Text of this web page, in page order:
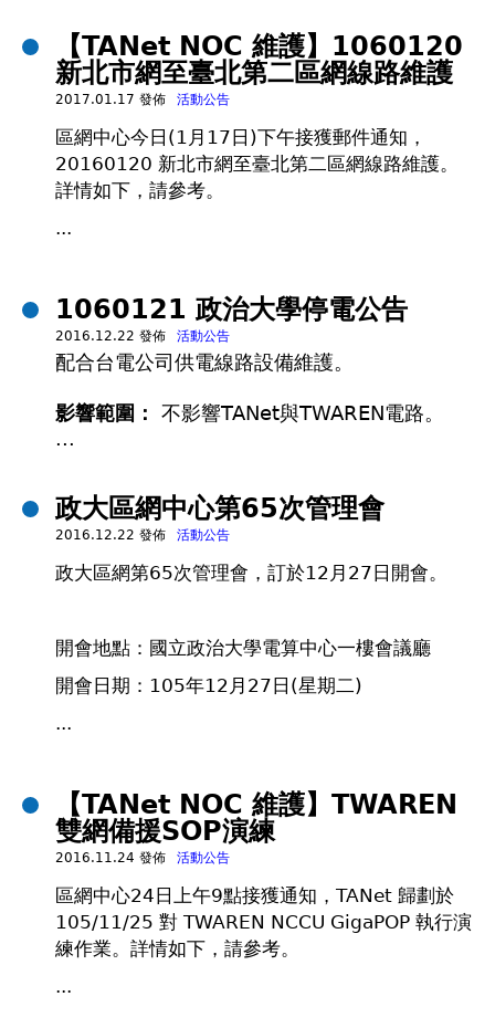
【TANet NOC 維護】1060120
新北市網至臺北第二區網線路維護
2017.01.17 發佈 活動公告
區網中心今日(1月17日)下午接獲郵件通知，
20160120 新北市網至臺北第二區網線路維護。
詳情如下，請參考。
...
1060121 政治大學停電公告
2016.12.22 發佈 活動公告
配合台電公司供電線路設備維護。
影響範圍：
不影響TANet與TWAREN電路。
...
政大區網中心第65次管理會
2016.12.22 發佈 活動公告
政大區網第65次管理會，訂於12月27日開會。
開會地點：國立政治大學電算中心一樓會議廳
開會日期：105年12月27日(星期二)
...
【TANet NOC 維護】TWAREN
雙網備援SOP演練
2016.11.24 發佈 活動公告
區網中心24日上午9點接獲通知，TANet 歸劃於
105/11/25 對 TWAREN NCCU GigaPOP 執行演
練作業。詳情如下，請參考。
...